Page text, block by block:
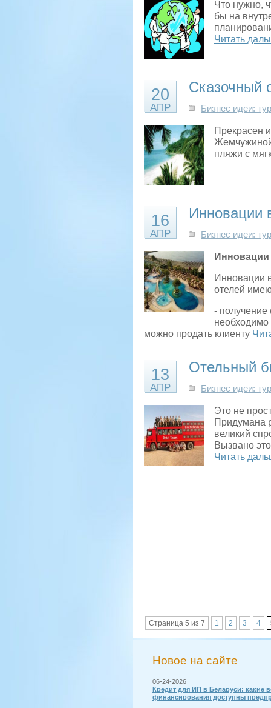
Что нужно,
бы на
Читать
20
АПР
Сказочный
Бизнес идеи:
Прекрасен
пляжи с
16
АПР
Инновации
Бизнес идеи:
Инновации
Инновации
отелей
-
необходимо
можно продать клиенту
13
АПР
Отельный
Бизнес идеи:
Это не
Придумана
великий
Вызвано
Читать
Страница 5 из 7 1 2 3 4
Новое на сайте
06-24-2026
Кредит для ИП в Беларуси: какие
финансирования доступны